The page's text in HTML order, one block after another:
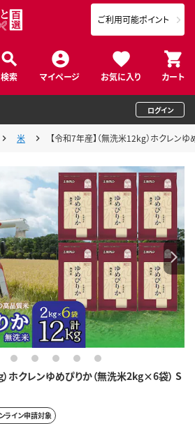
検索 マイページ お気に入り カート
ご利用可能ポイント
ログイン
米 【令和7年産】（無洗米12kg）ホクレン
）ホクレンゆめぴりか（無洗米2kg×6袋） S
3 4 5 6 7
ライン申請対象